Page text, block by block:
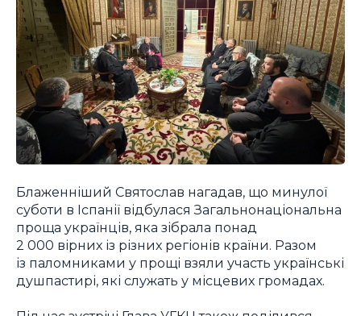
Блаженніший Святослав нагадав, що минулої
суботи в Іспанії відбулася Загальнонаціональна
проща українців, яка зібрала понад
2 000 вірних із різних регіонів країни. Разом
із паломниками у прощі взяли участь українські
душпастирі, які служать у місцевих громадах.